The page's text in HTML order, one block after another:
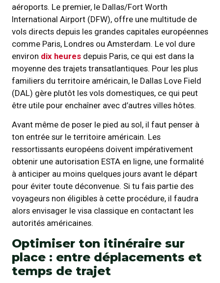
aéroports. Le premier, le Dallas/Fort Worth
International Airport (DFW), offre une multitude de
vols directs depuis les grandes capitales européennes
comme Paris, Londres ou Amsterdam. Le vol dure
environ dix heures depuis Paris, ce qui est dans la
moyenne des trajets transatlantiques. Pour les plus
familiers du territoire américain, le Dallas Love Field
(DAL) gère plutôt les vols domestiques, ce qui peut
être utile pour enchaîner avec d’autres villes hôtes.
Avant même de poser le pied au sol, il faut penser à
ton entrée sur le territoire américain. Les
ressortissants européens doivent impérativement
obtenir une autorisation ESTA en ligne, une formalité
à anticiper au moins quelques jours avant le départ
pour éviter toute déconvenue. Si tu fais partie des
voyageurs non éligibles à cette procédure, il faudra
alors envisager le visa classique en contactant les
autorités américaines.
Optimiser ton itinéraire sur
place : entre déplacements et
temps de trajet